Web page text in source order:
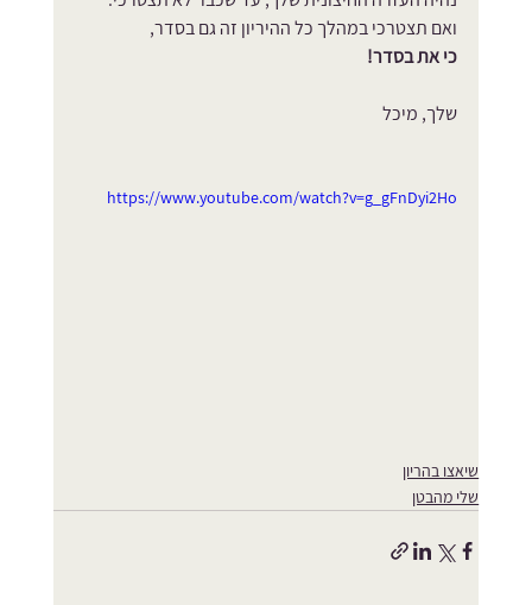
ואם תצטרכי במהלך כל ההיריון זה גם בסדר,
כי את בסדר!
שלך, מיכל
https://www.youtube.com/watch?v=g_gFnDyi2Ho
שיאצו בהריון
שלי מהבטן